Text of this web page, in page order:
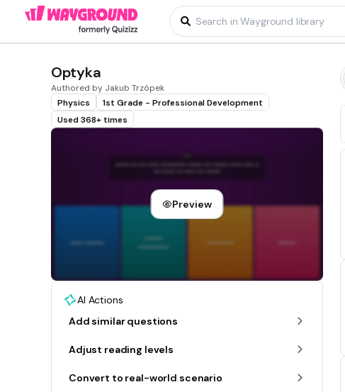
Optyka
Authored by Jakub Trzópek
Physics
1st Grade - Professional Development
Used 368+ times
Preview
AI Actions
Add similar questions
Adjust reading levels
Convert to real-world scenario